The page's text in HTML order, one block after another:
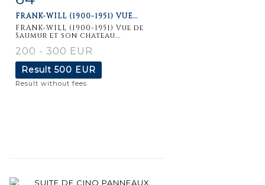
FRANK-WILL (1900-1951) VUE...
FRANK-WILL (1900-1951) Vue de
Saumur et son chateau...
200 - 300 EUR
Result 500 EUR
Result without fees